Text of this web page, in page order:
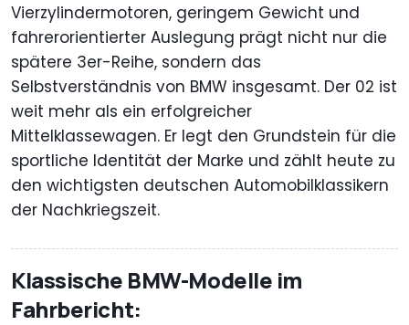
Vierzylindermotoren, geringem Gewicht und
fahrerorientierter Auslegung prägt nicht nur die
spätere 3er-Reihe, sondern das
Selbstverständnis von BMW insgesamt. Der 02 ist
weit mehr als ein erfolgreicher
Mittelklassewagen. Er legt den Grundstein für die
sportliche Identität der Marke und zählt heute zu
den wichtigsten deutschen Automobilklassikern
der Nachkriegszeit.
Klassische BMW-Modelle im
Fahrbericht: